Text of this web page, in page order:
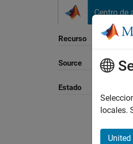
Centro de
Recurso
Source
Estado
locales.